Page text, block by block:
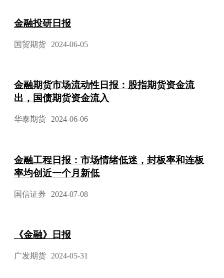
金融投研日报
国贸期货 2024-06-05
金融期货市场流动性日报：股指期货资金流
出，国债期货资金流入
华泰期货 2024-06-06
金融工程日报：市场情绪低迷，封板率和连板
率均创近一个月新低
国信证券 2024-07-08
《金融》日报
广发期货 2024-05-31